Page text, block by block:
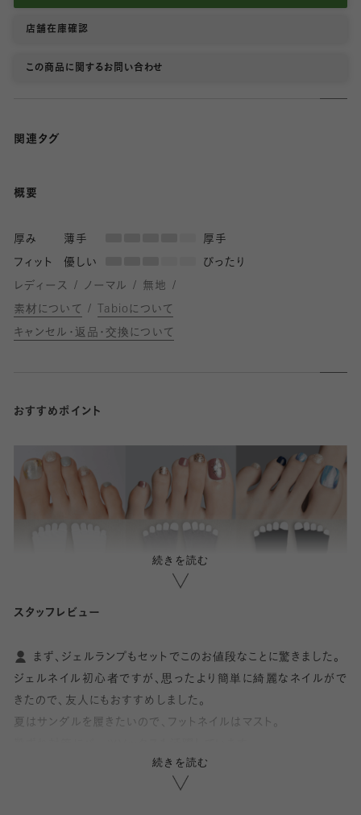
店舗在庫確認
この商品に関するお問い合わせ
関連タグ
概要
厚み 薄手
厚手
フィット
優しい
ぴったり
レディース
ノーマル
無地
素材について
Tabioについて
キャンセル・返品・交換について
おすすめポイント
ohora(オホーラ)×靴下屋コラボ
続きを読む
スタッフレビュー
まず、ジェルランプもセットでこのお値段なことに驚きました。
ジェルネイル初心者ですが、思ったより簡単に綺麗なネイルがで
きたので、友人にもおすすめしました。
夏はサンダルを履きたいので、フットネイルはマスト。
家族や友人へのプレゼントにぴったりです。
続きを読む